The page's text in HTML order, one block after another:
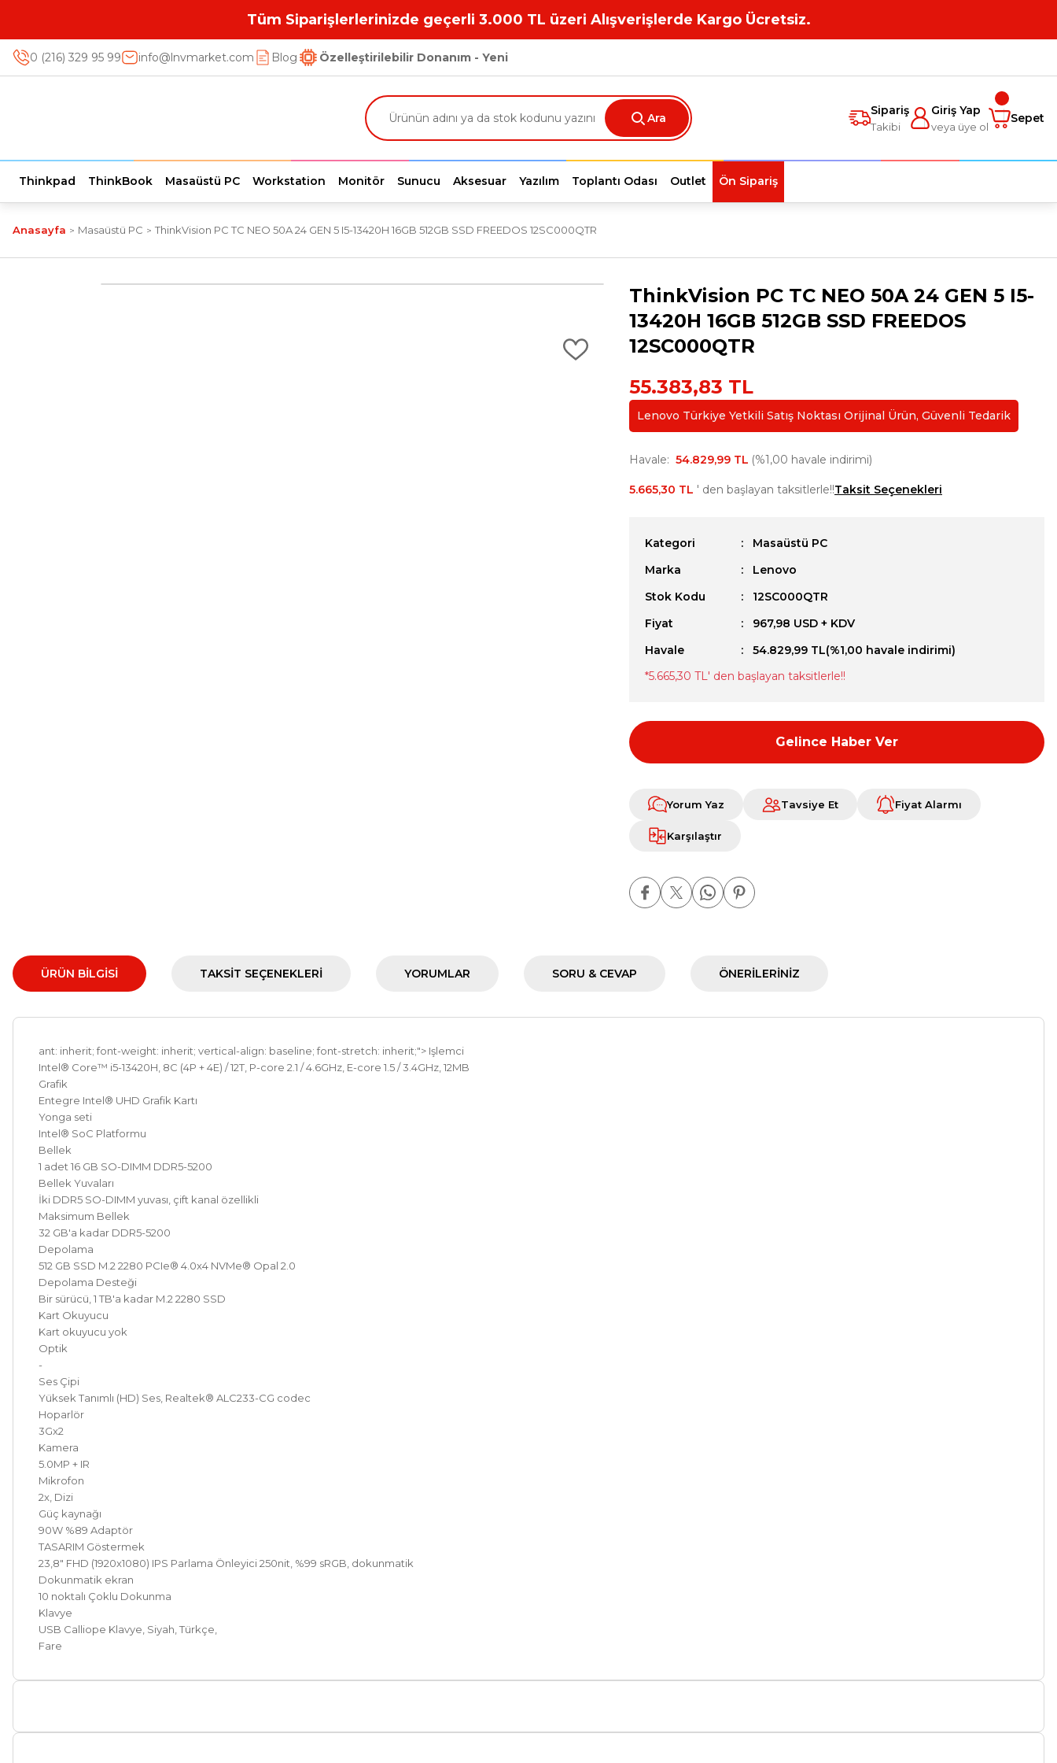
Tüm Siparişlerlerinizde geçerli 3.000 TL üzeri Alışverişlerde Kargo Ücretsiz.
0 (216) 329 95 99 info@lnvmarket.com Blog Özelleştirilebilir Donanım - Yeni
Ara
Sipariş
Takibi
Giriş Yap
veya üye ol
Sepet
Thinkpad ThinkBook Masaüstü PC Workstation Monitör Sunucu Aksesuar Yazılım Toplantı Odası Outlet Ön Sipariş
Anasayfa Masaüstü PC ThinkVision PC TC NEO 50A 24 GEN 5 I5-13420H 16GB 512GB SSD FREEDOS 12SC000QTR
ThinkVision PC TC NEO 50A 24 GEN 5 I5-
13420H 16GB 512GB SSD FREEDOS
12SC000QTR
55.383,83 TL
Lenovo Türkiye Yetkili Satış Noktası Orijinal Ürün, Güvenli Tedarik
Havale 54.829,99 TL (%1,00 havale indirimi)
5.665,30 TL ' den başlayan taksitlerle!!Taksit Seçenekleri
Kategori
Masaüstü PC
Marka
Lenovo
Stok Kodu
12SC000QTR
Fiyat
967,98 USD + KDV
Havale
54.829,99 TL(%1,00 havale indirimi)
*5.665,30 TL' den başlayan taksitlerle!!
Gelince Haber Ver
Yorum Yaz Tavsiye Et Fiyat Alarmı
Karşılaştır
ÜRÜN BILGISI TAKSIT SEÇENEKLERI YORUMLAR SORU & CEVAP ÖNERILERINIZ
ant: inherit; font-weight: inherit; vertical-align: baseline; font-stretch: inherit;"> Işlemci
Intel® Core™ i5-13420H, 8C (4P + 4E) / 12T, P-core 2.1 / 4.6GHz, E-core 1.5 / 3.4GHz, 12MB
Grafik
Entegre Intel® UHD Grafik Kartı
Yonga seti
Intel® SoC Platformu
Bellek
1 adet 16 GB SO-DIMM DDR5-5200
Bellek Yuvaları
İki DDR5 SO-DIMM yuvası, çift kanal özellikli
Maksimum Bellek
32 GB'a kadar DDR5-5200
Depolama
512 GB SSD M.2 2280 PCIe® 4.0x4 NVMe® Opal 2.0
Depolama Desteği
Bir sürücü, 1 TB'a kadar M.2 2280 SSD
Kart Okuyucu
Kart okuyucu yok
Optik
-
Ses Çipi
Yüksek Tanımlı (HD) Ses, Realtek® ALC233-CG codec
Hoparlör
3Gx2
Kamera
5.0MP + IR
Mikrofon
2x, Dizi
Güç kaynağı
90W %89 Adaptör
TASARIM Göstermek
23,8" FHD (1920x1080) IPS Parlama Önleyici 250nit, %99 sRGB, dokunmatik
Dokunmatik ekran
10 noktalı Çoklu Dokunma
Klavye
USB Calliope Klavye, Siyah, Türkçe,
Fare